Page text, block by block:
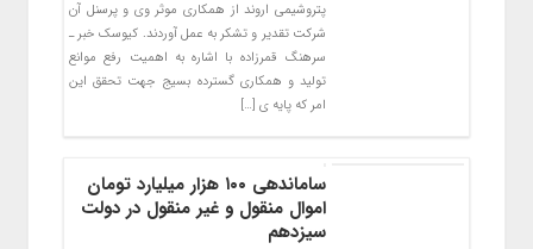
پتروشیمی اروند از همکاری موثر وی و پرسنل آن
شرکت تقدیر و تشکر به عمل آوردند. کیوسک خبر ـ
سرهنگ قمرزاده با اشاره به اهمیت رفع موانع
تولید و همکاری گسترده بسیج جهت تحقق این
امر که پایه ی […]
ساماندهی ۱۰۰ هزار میلیارد تومان
اموال منقول و غیر منقول در دولت
سیزدهم